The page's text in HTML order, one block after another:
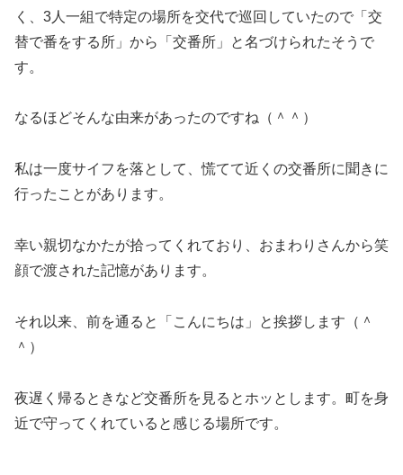
く、3人一組で特定の場所を交代で巡回していたので「交
替で番をする所」から「交番所」と名づけられたそうで
す。
なるほどそんな由来があったのですね（＾＾）
私は一度サイフを落として、慌てて近くの交番所に聞きに
行ったことがあります。
幸い親切なかたが拾ってくれており、おまわりさんから笑
顔で渡された記憶があります。
それ以来、前を通ると「こんにちは」と挨拶します（＾
＾）
夜遅く帰るときなど交番所を見るとホッとします。町を身
近で守ってくれていると感じる場所です。